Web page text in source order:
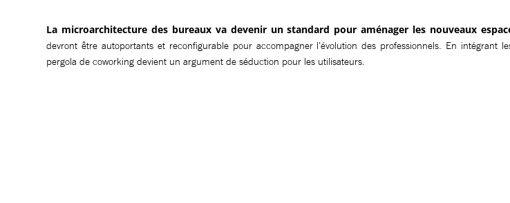
La microarchitecture des bureaux va devenir un standard pour aménager les nouveaux
devront être autoportants et reconfigurable pour accompagner l’évolution des professionnels. En intégrant
pergola de coworking devient un argument de séduction pour les utilisateurs.